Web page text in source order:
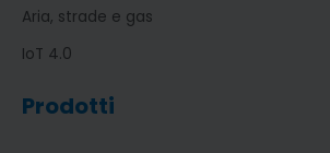
Aria, strade e gas
IoT 4.0
Prodotti